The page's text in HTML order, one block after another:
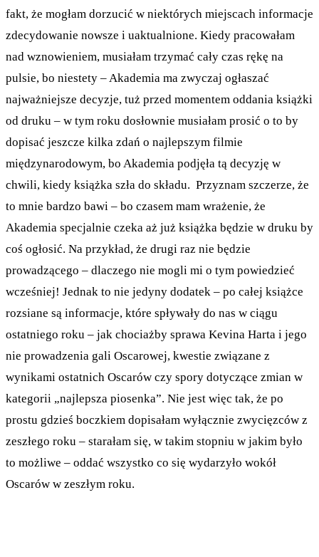
fakt, że mogłam dorzucić w niektórych miejscach informacje
zdecydowanie nowsze i uaktualnione. Kiedy pracowałam
nad wznowieniem, musiałam trzymać cały czas rękę na
pulsie, bo niestety – Akademia ma zwyczaj ogłaszać
najważniejsze decyzje, tuż przed momentem oddania książki
od druku – w tym roku dosłownie musiałam prosić o to by
dopisać jeszcze kilka zdań o najlepszym filmie
międzynarodowym, bo Akademia podjęła tą decyzję w
chwili, kiedy książka szła do składu. Przyznam szczerze, że
to mnie bardzo bawi – bo czasem mam wrażenie, że
Akademia specjalnie czeka aż już książka będzie w druku by
coś ogłosić. Na przykład, że drugi raz nie będzie
prowadzącego – dlaczego nie mogli mi o tym powiedzieć
wcześniej! Jednak to nie jedyny dodatek – po całej książce
rozsiane są informacje, które spływały do nas w ciągu
ostatniego roku – jak chociażby sprawa Kevina Harta i jego
nie prowadzenia gali Oscarowej, kwestie związane z
wynikami ostatnich Oscarów czy spory dotyczące zmian w
kategorii „najlepsza piosenka”. Nie jest więc tak, że po
prostu gdzieś boczkiem dopisałam wyłącznie zwycięzców z
zeszłego roku – starałam się, w takim stopniu w jakim było
to możliwe – oddać wszystko co się wydarzyło wokół
Oscarów w zeszłym roku.